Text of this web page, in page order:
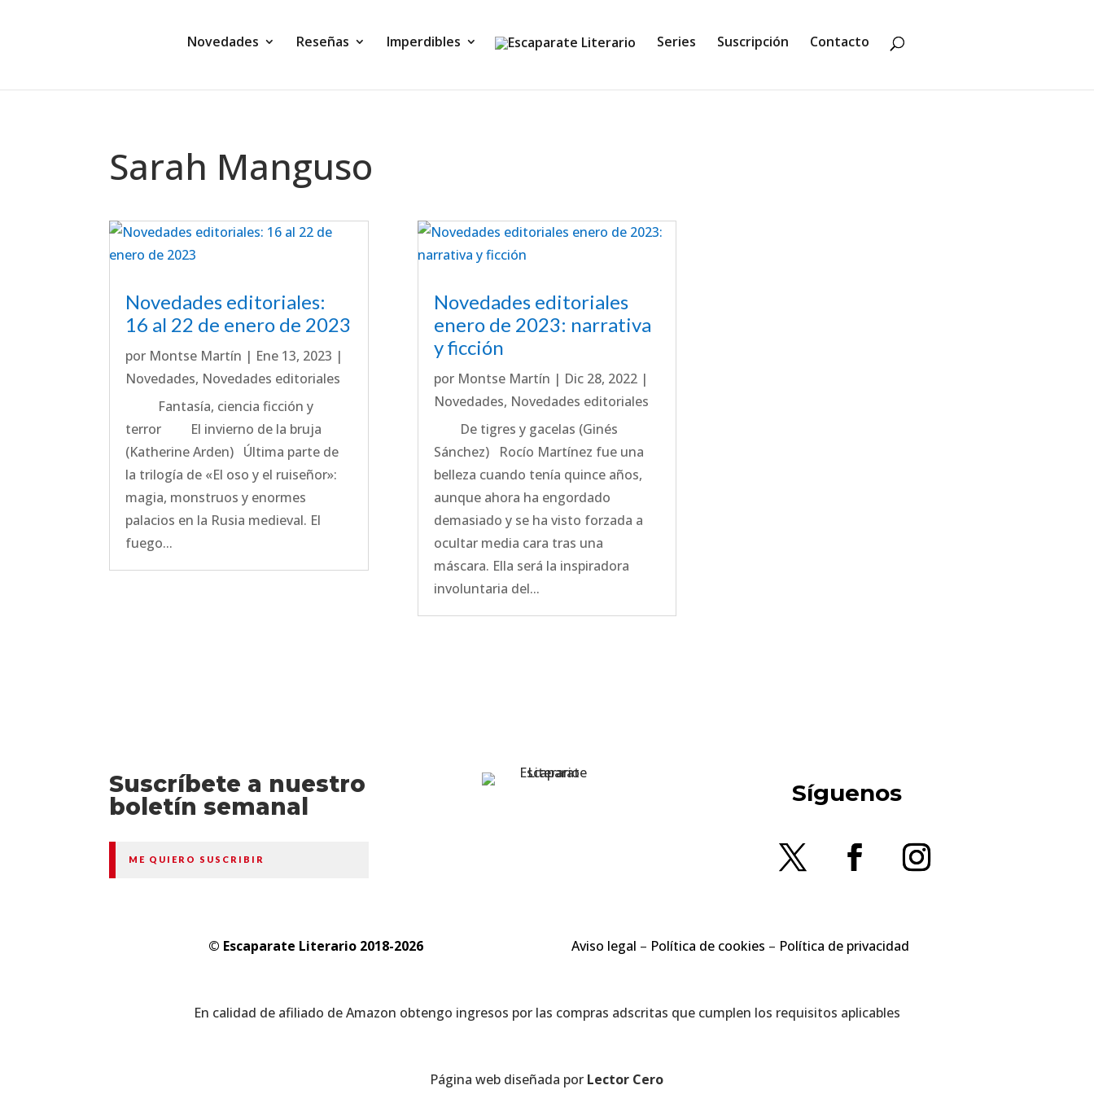
Novedades Reseñas Imperdibles Series Suscripción Contacto
Sarah Manguso
Novedades editoriales:
16 al 22 de enero de 2023
por Montse Martín | Ene 13, 2023 |
Novedades, Novedades editoriales
Fantasía, ciencia ficción y
terror El invierno de la bruja
(Katherine Arden) Última parte de
la trilogía de «El oso y el ruiseñor»:
magia, monstruos y enormes
palacios en la Rusia medieval. El
fuego...
Novedades editoriales
enero de 2023: narrativa
y ficción
por Montse Martín | Dic 28, 2022|
Novedades, Novedades editoriales
De tigres y gacelas (Ginés
Sánchez) Rocío Martínez fue una
belleza cuando tenía quince años,
aunque ahora ha engordado
demasiado y se ha visto forzada a
ocultar media cara tras una
máscara. Ella será la inspiradora
involuntaria del...
Suscríbete a nuestro
boletín semanal
ME QUIERO SUSCRIBIR
Síguenos
© Escaparate Literario 2018-2026 Aviso legal – Política de cookies – Política de privacidad
En calidad de afiliado de Amazon obtengo ingresos por las compras adscritas que cumplen los requisitos aplicables
Página web diseñada por Lector Cero